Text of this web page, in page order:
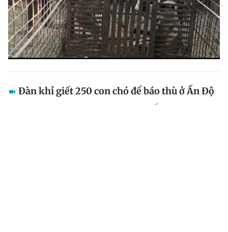
Đàn khỉ giết 250 con chó để báo thù ở Ấn Độ